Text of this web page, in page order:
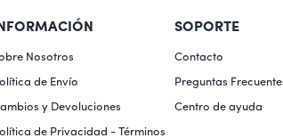
INFORMACIÓN
Nosotros
de Envío
y Devoluciones
de Privacidad - Términos
SOPORTE
Contacto
Preguntas
Centro de ayuda